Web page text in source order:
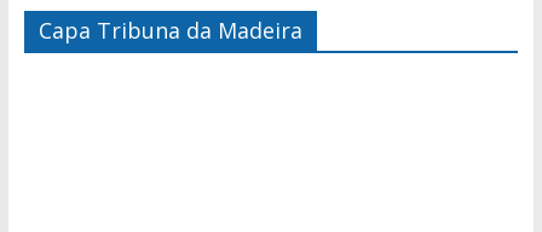
Capa Tribuna da Madeira